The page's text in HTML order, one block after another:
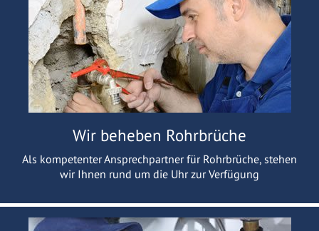
Wir beheben Rohrbrüche
Als kompetenter Ansprechpartner für Rohrbrüche, stehen
wir Ihnen rund um die Uhr zur Verfügung